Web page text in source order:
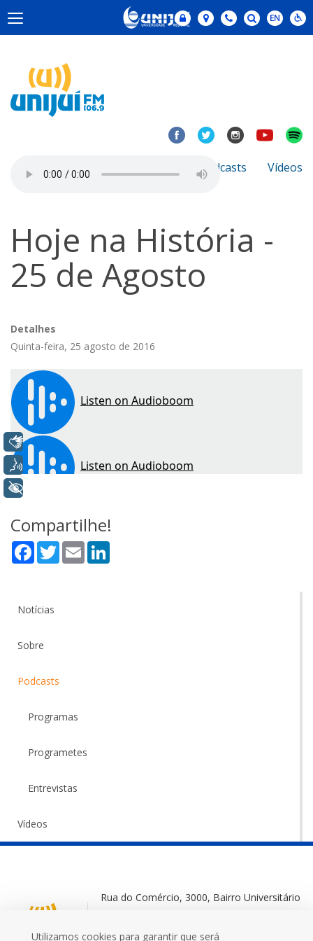
Notícias Podcasts Vídeos
Hoje na História -
25 de Agosto
Detalhes
Quinta-feira, 25 agosto de 2016
Compartilhe!
Facebook
TwitterEmail
Notícias
Sobre
Podcasts
Programas
Programetes
Entrevistas
Vídeos
Rua do Comércio, 3000, Bairro Universitário
Utilizamos cookies para garantir que será
Libras
Voz